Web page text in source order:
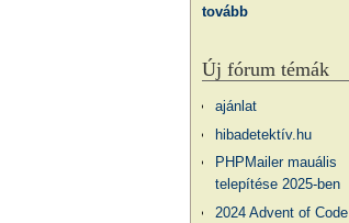
tovább
Új fórum témák
ajánlat
hibadetektív.hu
PHPMailer mauális
telepítése 2025-ben
2024 Advent of Code